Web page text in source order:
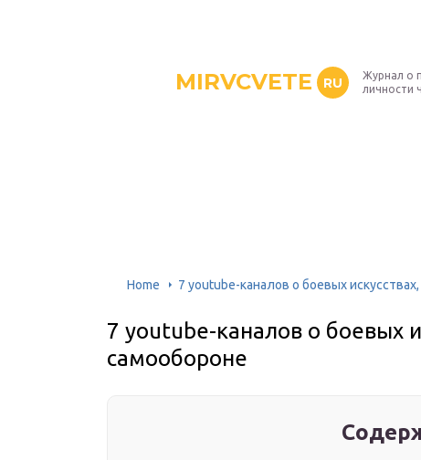
MIRVCVETE RU
Журнал о
личности
Home 7 youtube-каналов о боевых
7 youtube-каналов о боевых
самообороне